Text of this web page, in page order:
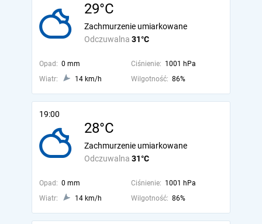
29°C
Odczuwalna 31°C
Zachmurzenie umiarkowane
Opad: 0 mm Ciśnienie: 1001 hPa
Wiatr:
14 km/h Wilgotność: 86%
19:00
28°C
Odczuwalna 31°C
Zachmurzenie umiarkowane
Opad: 0 mm Ciśnienie: 1001 hPa
Wiatr:
14 km/h Wilgotność: 86%